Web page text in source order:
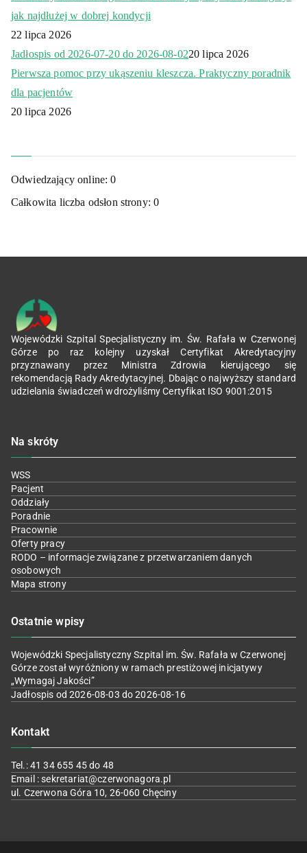
jak najdłużej w dobrej kondycji
22 lipca 2026
Jadłospis od 2026-07-20 do 2026-08-0220 lipca 2026
Pierwsza pomoc przy ukąszeniu kleszcza. Praktyczny poradnik
dla pacjentów
20 lipca 2026
Odwiedzający online:0
Całkowita liczba odsłon strony:0
Wojewódzki Szpital Specjalistyczny im. Św. Rafała w Czerwonej
Górze po raz kolejny uzyskał Certyfikat Akredytacyjny
przyznawany przez Ministra Zdrowia kierującego się
rekomendacją Rady Akredytacyjnej. Dbając o najwyższy standard
udzielania świadczeń wdrożyliśmy Certyfikat ISO 9001:2015
Na skróty
WSS
Pacjent
Oddziały
Poradnie
Pracownie
Oferty pracy
RODO – informacje związane z przetwarzaniem danych
osobowych
Mapa strony
Ostatnie wpisy
Wojewódzki Specjalistyczny Szpital im. Św. Rafała w Czerwonej
Górze został wyróżniony w ramach prestiżowej inicjatywy
„Wymagaj Jakości”
Jadłospis od 2026-08-03 do 2026-08-16
Kontakt
Tel.: 41 34 655 45 do 48
Email : sekretariat@czerwonagora.pl
ul. Czerwona Góra 10, 26-060 Chęciny